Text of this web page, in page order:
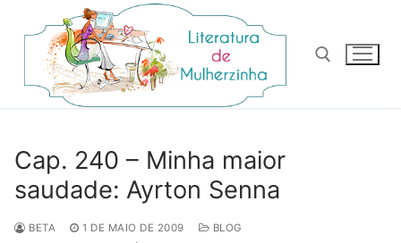
para
conteúdo
Cap. 240 – Minha maior
saudade: Ayrton Senna
BETA 1 DE MAIO DE 2009
BLOG